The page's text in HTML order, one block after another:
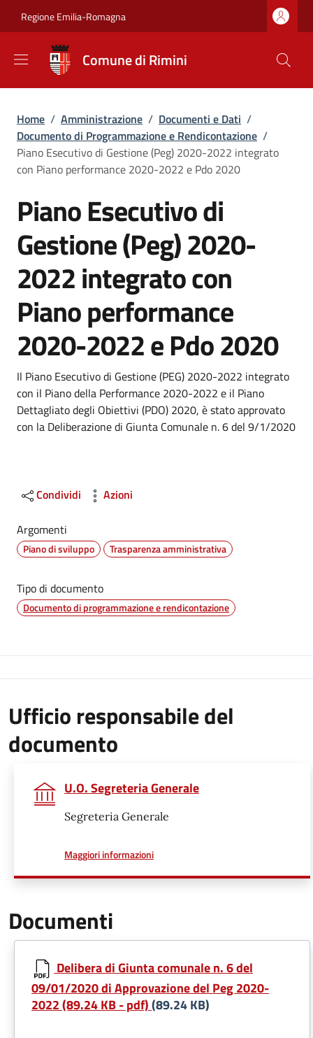
Regione Emilia-Romagna
Comune di Rimini
Briciole di pane
Home / Amministrazione / Documenti e Dati /
Documento di Programmazione e Rendicontazione /
Piano Esecutivo di Gestione (Peg) 2020-2022 integrato
con Piano performance 2020-2022 e Pdo 2020
Piano Esecutivo di
Gestione (Peg) 2020-
2022 integrato con
Piano performance
2020-2022 e Pdo 2020
Dettagli
Il Piano Esecutivo di Gestione (PEG) 2020-2022 integrato
con il Piano della Performance 2020-2022 e il Piano
Dettagliato degli Obiettivi (PDO) 2020, è stato approvato
con la Deliberazione di Giunta Comunale n. 6 del 9/1/2020
Condividi Azioni
Argomenti
Piano di sviluppo Trasparenza amministrativa
Tipo di documento
Documento di programmazione e rendicontazione
Ufficio responsabile del
documento
U.O. Segreteria Generale
Segreteria Generale
Maggiori informazionia proposito di
Documenti
Delibera di Giunta comunale n. 6 del
09/01/2020 di Approvazione del Peg 2020-
2022 (89.24 KB - pdf)(89.24 KB)